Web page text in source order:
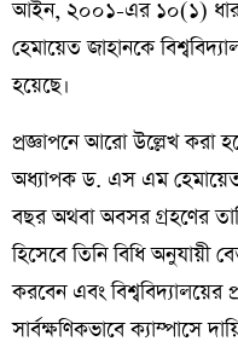
আইন, ২০০১-এর ১০(১)
হেমায়েত জাহানকে
হয়েছে।
প্রজ্ঞাপনে আরো উল্লেখ করা
অধ্যাপক ড. এস এম হেমায়েত
বছর অথবা অবসর গ্রহণের
হিসেবে তিনি বিধি অনুযায়ী
করবেন এবং বিশ্ববিদ্যালয়ের
সার্বক্ষণিকভাবে ক্যাম্পাসে